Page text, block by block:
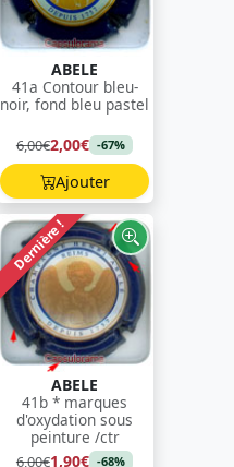
ABELE
41a Contour bleu-
noir, fond bleu pastel
6,00€2,00€ -67%
Ajouter
Dernière !
ABELE
41b * marques
d'oxydation sous
peinture /ctr
6,00€1,90€ -68%